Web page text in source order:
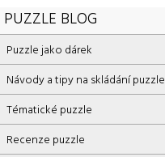
PUZZLE BLOG
Puzzle jako dárek
Návody a tipy na skládání puzzle
Tématické puzzle
Recenze puzzle